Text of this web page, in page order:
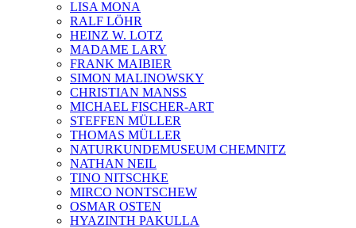
LISA MONA
RALF LÖHR
HEINZ W. LOTZ
MADAME LARY
FRANK MAIBIER
SIMON MALINOWSKY
CHRISTIAN MANSS
MICHAEL FISCHER-ART
STEFFEN MÜLLER
THOMAS MÜLLER
NATURKUNDEMUSEUM CHEMNITZ
NATHAN NEIL
TINO NITSCHKE
MIRCO NONTSCHEW
OSMAR OSTEN
HYAZINTH PAKULLA